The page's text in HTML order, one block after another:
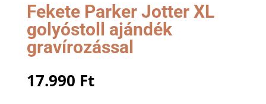
Fekete Parker Jotter XL
golyóstoll ajándék
gravírozással
17.990 Ft